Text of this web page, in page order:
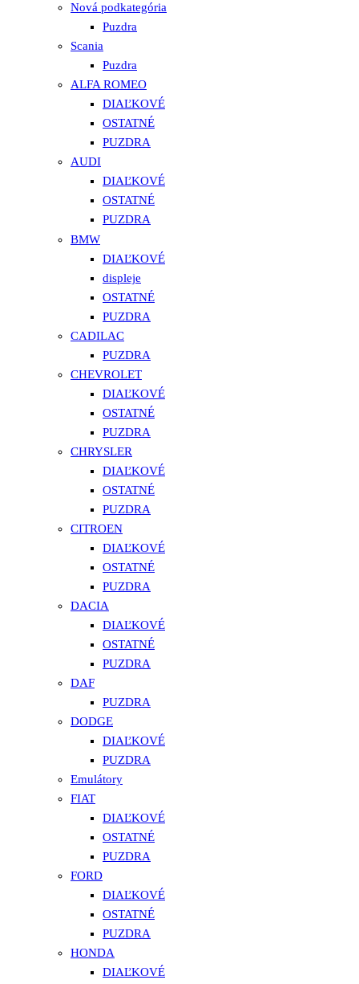
Nová podkategória
Puzdra
Scania
Puzdra
ALFA ROMEO
DIAĽKOVÉ
OSTATNÉ
PUZDRA
AUDI
DIAĽKOVÉ
OSTATNÉ
PUZDRA
BMW
DIAĽKOVÉ
displeje
OSTATNÉ
PUZDRA
CADILAC
PUZDRA
CHEVROLET
DIAĽKOVÉ
OSTATNÉ
PUZDRA
CHRYSLER
DIAĽKOVÉ
OSTATNÉ
PUZDRA
CITROEN
DIAĽKOVÉ
OSTATNÉ
PUZDRA
DACIA
DIAĽKOVÉ
OSTATNÉ
PUZDRA
DAF
PUZDRA
DODGE
DIAĽKOVÉ
PUZDRA
Emulátory
FIAT
DIAĽKOVÉ
OSTATNÉ
PUZDRA
FORD
DIAĽKOVÉ
OSTATNÉ
PUZDRA
HONDA
DIAĽKOVÉ